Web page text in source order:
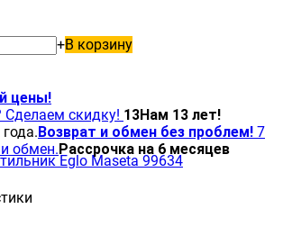
+В корзину
цены!
скидку! 13Нам 13 лет!
Возврат и обмен без проблем! 7
обмен.Рассрочка на 6 месяцев